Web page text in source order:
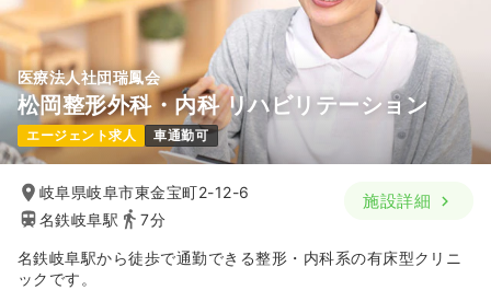
医療法人社団瑞鳳会
松岡整形外科・内科 リハビリテーション
エージェント求人 車通勤可
岐阜県岐阜市東金宝町2-12-6
名鉄岐阜駅
7分
施設詳細
名鉄岐阜駅から徒歩で通勤できる整形・内科系の有床型クリニ
ックです。